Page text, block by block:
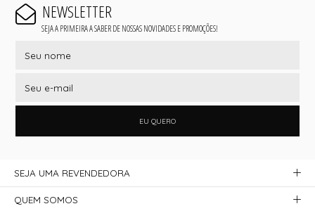
NEWSLETTER
SEJA A PRIMEIRA A SABER DE NOSSAS NOVIDADES E PROMOÇÕES!
EU QUERO
SEJA UMA REVENDEDORA
QUEM SOMOS